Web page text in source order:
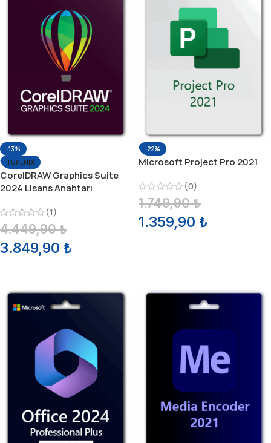
-13%
TÜKENDI
CorelDRAW Graphics Suite
2024 Lisans Anahtarı
(1)
4.449,90₺
3.849,90 ₺
-22%
Microsoft Project Pro 2021
(0)
1.749,90₺
1.359,90 ₺